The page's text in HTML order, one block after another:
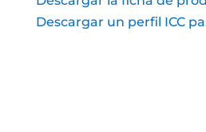
Descargar un perfil ICC